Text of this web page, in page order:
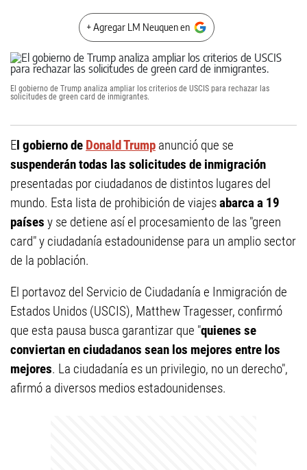
+ Agregar LM Neuquen en
El gobierno de Trump analiza ampliar los criterios de USCIS para rechazar las
solicitudes de green card de inmigrantes.
El gobierno de Donald Trump anunció que se
suspenderán todas las solicitudes de inmigración
presentadas por ciudadanos de distintos lugares del
mundo. Esta lista de prohibición de viajesabarca a 19
países y se detiene así el procesamiento de las "green
card" y ciudadanía estadounidense para un amplio sector
de la población.
El portavoz del Servicio de Ciudadanía e Inmigración de
Estados Unidos (USCIS), Matthew Tragesser, confirmó
que esta pausa busca garantizar que "quienes se
conviertan en ciudadanos sean los mejores entre los
mejores. La ciudadanía es un privilegio, no un derecho",
afirmó a diversos medios estadounidenses.